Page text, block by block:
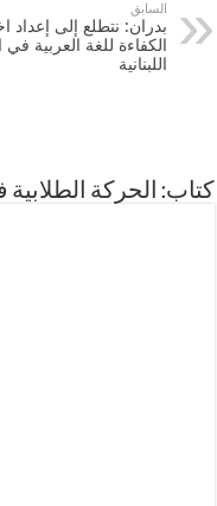
السابق
بدران: نتطلع إلى إعداد
الكفاءة للغة العربية في
اللبنانية
كتاب: الحركة الطلابية